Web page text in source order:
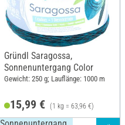
Gründl Saragossa,
Sonnenuntergang Color
Gewicht: 250 g; Lauflänge: 1000 m
15,99 € (1 kg = 63,96 €)